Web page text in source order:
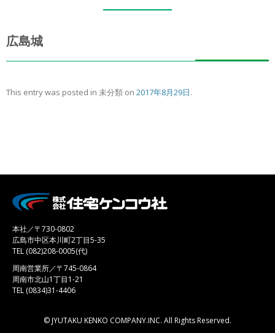
広島城
This entry was posted in 未分類 on 2017年8月29日.
本社／〒730-0802
広島市中区本川町2丁目5-35
TEL (082)208-0005(代)
周南営業所／〒745-0864
周南市北山1丁目1-21
TEL (0834)31-4406
© JYUTAKU KENKO COMPANY.INC. All Rights Reserved.